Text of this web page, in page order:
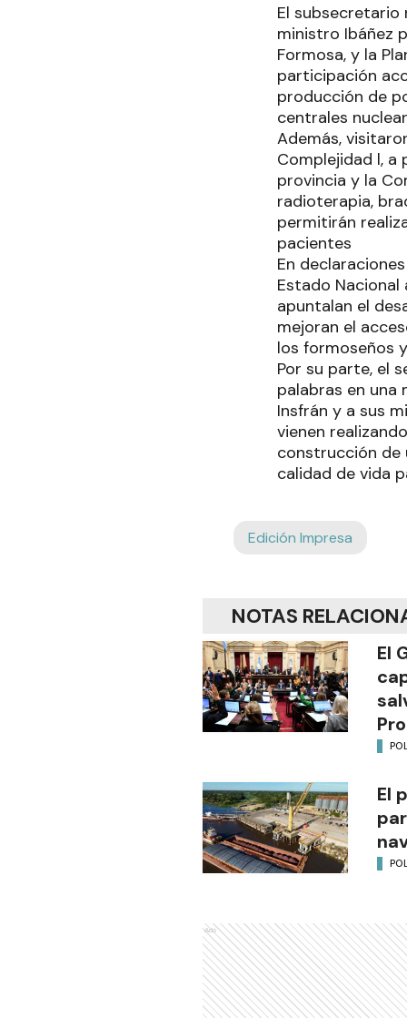
El subsecretario
ministro Ibáñez
Formosa, y la
participación
producción de
centrales
Además,
Complejidad l, a
provincia y la
radioterapia,
permitirán
pacientes
En
Estado
apuntalan el
mejoran el
los formoseños
Por su parte, el
palabras en una
Insfrán y a sus
vienen
construcción de
calidad de vida
Edición Impresa
NOTAS
El
El
Ads